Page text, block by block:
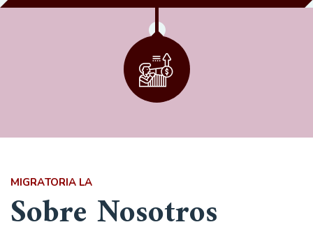
MIGRATORIA LA
Sobre Nosotros